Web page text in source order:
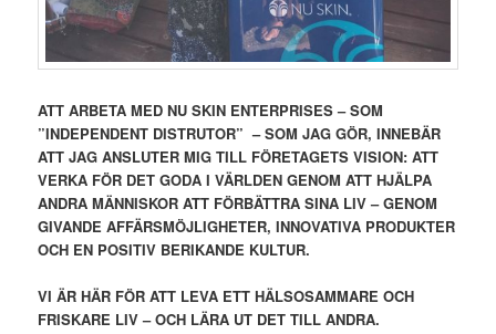
ATT ARBETA MED NU SKIN ENTERPRISES – SOM
”INDEPENDENT DISTRUTOR” – SOM JAG GÖR, INNEBÄR
ATT JAG ANSLUTER MIG TILL FÖRETAGETS VISION: ATT
VERKA FÖR DET GODA I VÄRLDEN GENOM ATT HJÄLPA
ANDRA MÄNNISKOR ATT FÖRBÄTTRA SINA LIV – GENOM
GIVANDE AFFÄRSMÖJLIGHETER, INNOVATIVA PRODUKTER
OCH EN POSITIV BERIKANDE KULTUR.
VI ÄR HÄR FÖR ATT LEVA ETT HÄLSOSAMMARE OCH
FRISKARE LIV – OCH LÄRA UT DET TILL ANDRA.